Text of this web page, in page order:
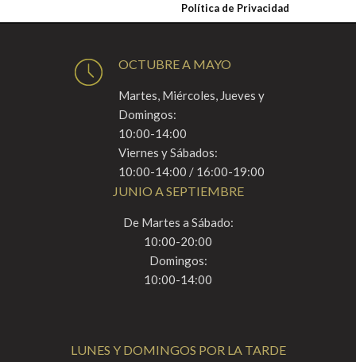
Política de Privacidad
OCTUBRE A MAYO
Martes, Miércoles, Jueves y
Domingos:
10:00-14:00
Viernes y Sábados:
10:00-14:00 / 16:00-19:00
JUNIO A SEPTIEMBRE
De Martes a Sábado:
10:00-20:00
Domingos:
10:00-14:00
LUNES Y DOMINGOS POR LA TARDE